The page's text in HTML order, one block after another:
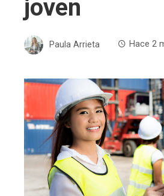
joven
Paula Arrieta Hace 2